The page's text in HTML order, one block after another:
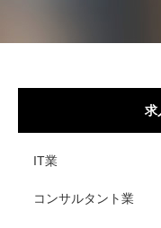
求
IT業
コンサルタント業